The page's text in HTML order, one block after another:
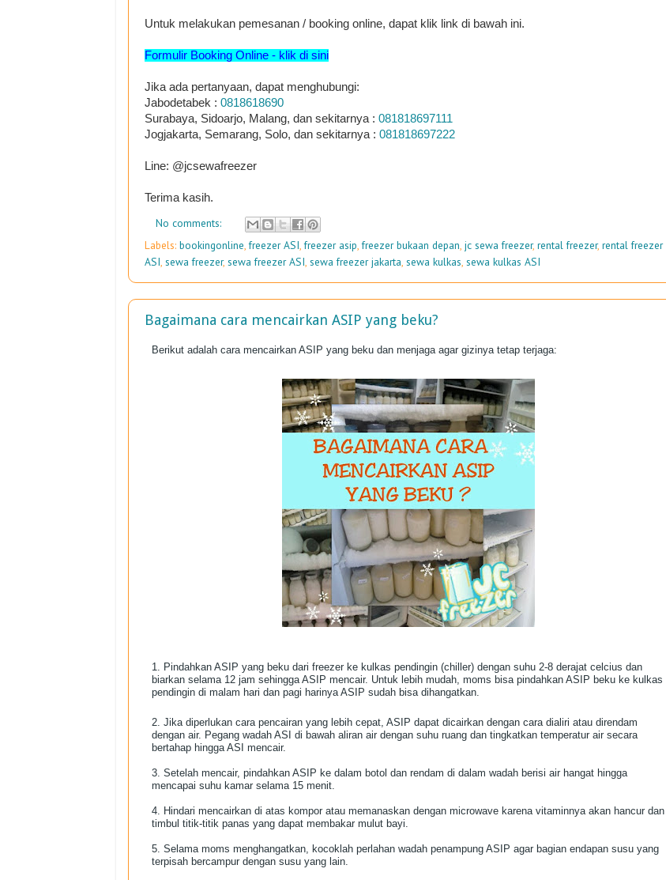
Untuk melakukan pemesanan / booking online, dapat klik link di bawah ini.
Formulir Booking Online - klik di sini
Jika ada pertanyaan, dapat menghubungi:
Jabodetabek : 0818618690
Surabaya, Sidoarjo, Malang, dan sekitarnya : 081818697111
Jogjakarta, Semarang, Solo, dan sekitarnya : 081818697222
Line: @jcsewafreezer
Terima kasih.
No comments:
Labels: bookingonline,freezer ASI,freezer asip,freezer bukaan depan, jc sewa freezer, rental freezer, rental freezer
ASI, sewa freezer, sewa freezer ASI, sewa freezer jakarta, sewa kulkas, sewa kulkas ASI
Bagaimana cara mencairkan ASIP yang beku?
Berikut adalah cara mencairkan ASIP yang beku dan menjaga agar gizinya tetap terjaga:
1. Pindahkan ASIP yang beku dari freezer ke kulkas pendingin (chiller) dengan suhu 2-8 derajat celcius dan
biarkan selama 12 jam sehingga ASIP mencair. Untuk lebih mudah, moms bisa pindahkan ASIP beku ke kulkas
pendingin di malam hari dan pagi harinya ASIP sudah bisa dihangatkan.
2. Jika diperlukan cara pencairan yang lebih cepat, ASIP dapat dicairkan dengan cara dialiri atau direndam
dengan air. Pegang wadah ASI di bawah aliran air dengan suhu ruang dan tingkatkan temperatur air secara
bertahap hingga ASI mencair.
3. Setelah mencair, pindahkan ASIP ke dalam botol dan rendam di dalam wadah berisi air hangat hingga
mencapai suhu kamar selama 15 menit.
4. Hindari mencairkan di atas kompor atau memanaskan dengan microwave karena vitaminnya akan hancur dan
timbul titik-titik panas yang dapat membakar mulut bayi.
5. Selama moms menghangatkan, kocoklah perlahan wadah penampung ASIP agar bagian endapan susu yang
terpisah bercampur dengan susu yang lain.